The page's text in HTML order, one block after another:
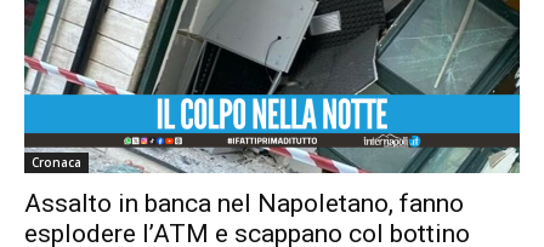
Cronaca
Assalto in banca nel Napoletano, fanno
esplodere l’ATM e scappano col bottino